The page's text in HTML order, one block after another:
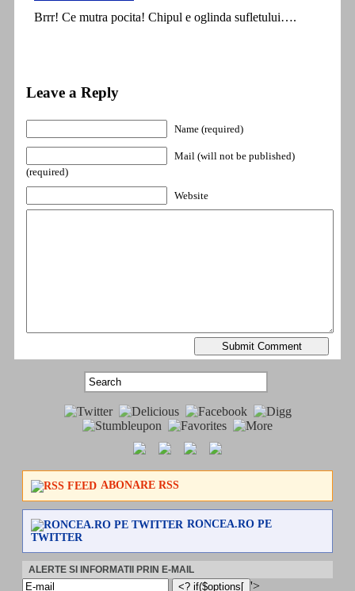
Brrr! Ce mutra pocita! Chipul e oglinda sufletului….
Leave a Reply
Name (required)
Mail (will not be published)
(required)
Website
ABONARE RSS
RONCEA.RO PE
TWITTER
ALERTE SI INFORMATII PRIN E-MAIL
'>